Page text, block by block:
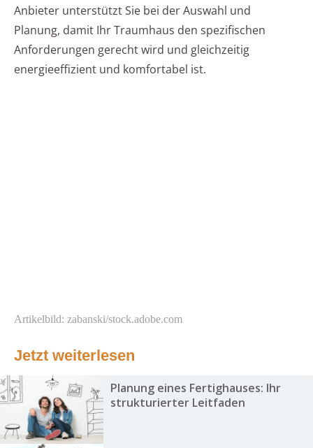
Anbieter unterstützt Sie bei der Auswahl und
Planung, damit Ihr Traumhaus den spezifischen
Anforderungen gerecht wird und gleichzeitig
energieeffizient und komfortabel ist.
Artikelbild: zabanski/stock.adobe.com
Jetzt weiterlesen
Planung eines Fertighauses: Ihr
strukturierter Leitfaden